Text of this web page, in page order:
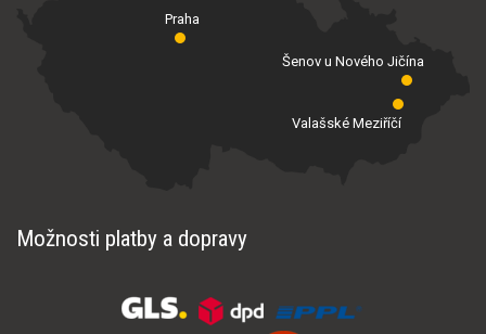
Praha
Valašské Meziříčí
Šenov u Nového Jičína
Možnosti platby a dopravy